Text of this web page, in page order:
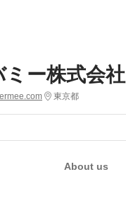
ミー株式会社
東京都
About us